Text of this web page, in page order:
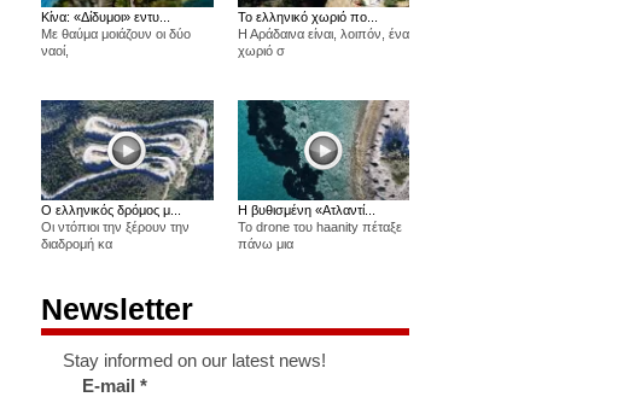
Κίνα: «Δίδυμοι» εντυ...
Με θαύμα μοιάζουν οι δύο
ναοί,
Το ελληνικό χωριό πο...
Η Αράδαινα είναι, λοιπόν, ένα
χωριό σ
Ο ελληνικός δρόμος μ...
Οι ντόπιοι την ξέρουν την
διαδρομή κα
Η βυθισμένη «Ατλαντί...
Το drone του haanity πέταξε
πάνω μια
Newsletter
Stay informed on our latest news!
E-mail*